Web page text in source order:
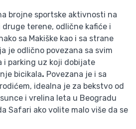
brojne sportske aktivnosti na
druge terene, odlične kafiće i
sa Makiške kao i sa strane
je odlično povezana sa svim
i parking uz koji dobijate
bicikala. Povezana je i sa
idealna je za bekstvo od
i vrelina leta u Beogradu
Safari ako volite malo više da se